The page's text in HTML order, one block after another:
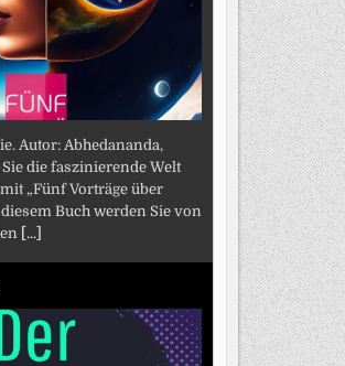
Autor: Abhedananda,
die faszinierende Welt
„Fünf Vorträge über
Buch werden Sie von
[...]